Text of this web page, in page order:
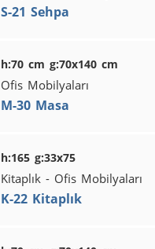
S-21 Sehpa
h:70 cm g:70x140 cm
Ofis Mobilyaları
M-30 Masa
h:165 g:33x75
Kitaplık - Ofis Mobilyaları
K-22 Kitaplık